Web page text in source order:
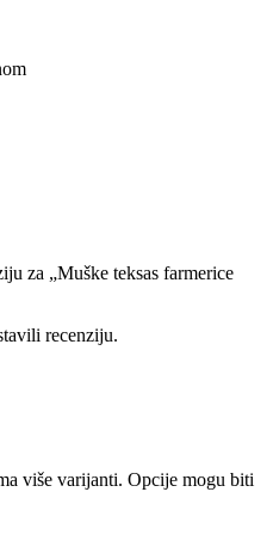
za „Muške teksas farmerice
recenziju.
više varijanti. Opcije mogu biti